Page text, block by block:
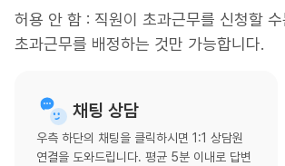
허용 안 함 : 직원이 초과근무를 신청할
초과근무를 배정하는 것만 가능합니다.
채팅 상담
우측 하단의 채팅을 클릭하시면 1:1 상담원
연결을 도와드립니다. 평균 5분 이내로 답변